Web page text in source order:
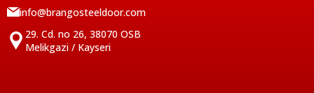
info@brangosteeldoor.com
29. Cd. no 26, 38070 OSB
Melikgazi / Kayseri